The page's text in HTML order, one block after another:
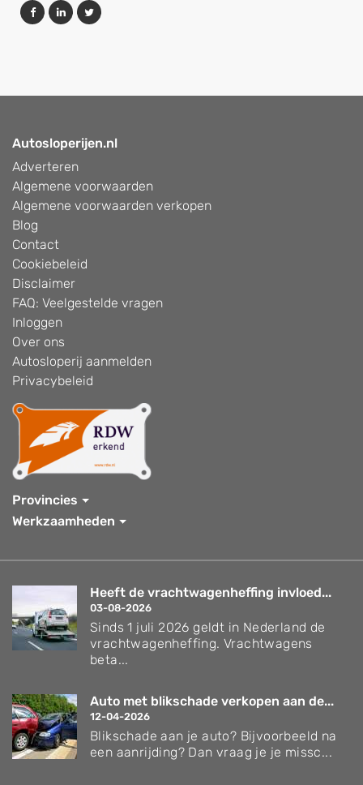
Autosloperijen.nl
Adverteren
Algemene voorwaarden
Algemene voorwaarden verkopen
Blog
Contact
Cookiebeleid
Disclaimer
FAQ: Veelgestelde vragen
Inloggen
Over ons
Autosloperij aanmelden
Privacybeleid
Provincies
Werkzaamheden
Heeft de vrachtwagenheffing invloed...
03-08-2026
Sinds 1 juli 2026 geldt in Nederland de
vrachtwagenheffing. Vrachtwagens
beta...
Auto met blikschade verkopen aan de...
12-04-2026
Blikschade aan je auto? Bijvoorbeeld na
een aanrijding? Dan vraag je je missc...